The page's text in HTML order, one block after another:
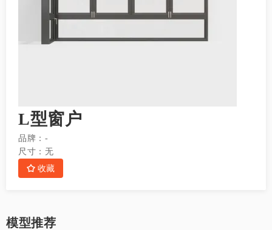
L型窗户
品牌： -
尺寸： 无
收藏
模型推荐